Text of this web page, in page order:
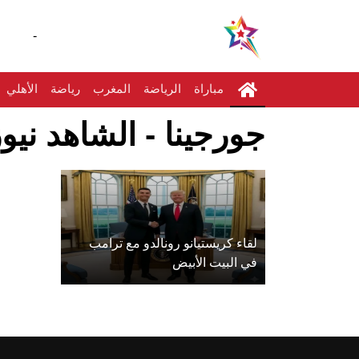
-
مباراة الرياضة المغرب رياضة الأهلي
جورجينا - الشاهد
لقاء كريستيانو رونالدو مع ترامب
في البيت الأبيض